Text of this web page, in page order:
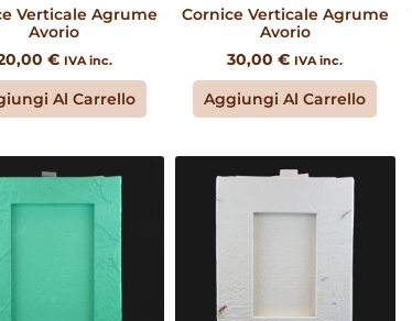
Verticale Agrume
Avorio
€ IVA inc.
Al Carrello
Cornice Verticale Agrume
Avorio
30,00€ IVA inc.
Aggiungi Al Carrello